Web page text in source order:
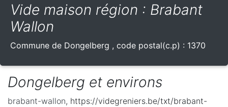
Vide maison région : Brabant
Wallon
Commune de Dongelberg , code postal(c.p) : 1370
Dongelberg et environs
brabant-wallon, https://videgreniers.be/txt/brabant-